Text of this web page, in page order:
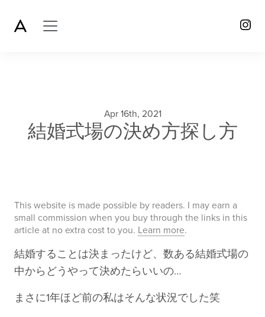
Apr 16th, 2021
結婚式場の決め方探し方
This website is made possible by readers. I may earn a
small commission when you buy through the links in this
article at no extra cost to you. Learn more.
結婚することは決まったけど、数ある結婚式場の
中からどうやって決めたらいいの…
まさに1年ほど前の私はそんな状況でした笑